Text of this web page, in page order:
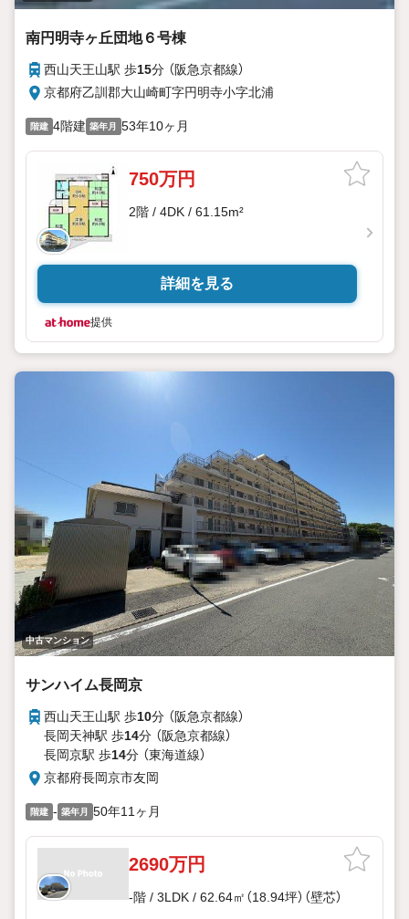
南円明寺ヶ丘団地６号棟
西山天王山駅 歩15分 （阪急京都線）
京都府乙訓郡大山崎町字円明寺小字北浦
階建 4階建 築年月 53年10ヶ月
750万円
2階 / 4DK / 61.15m²
詳細を見る
提供
中古マンション
サンハイム長岡京
西山天王山駅 歩10分 （阪急京都線）
長岡天神駅 歩14分 （阪急京都線）
長岡京駅 歩14分 （東海道線）
京都府長岡京市友岡
階建 - 築年月 50年11ヶ月
2690万円
-階 / 3LDK / 62.64㎡（18.94坪）（壁芯）